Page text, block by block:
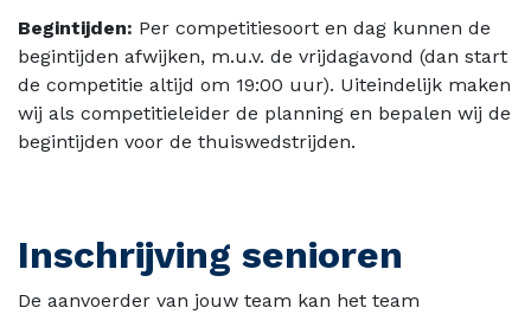
Begintijden: Per competitiesoort en dag kunnen de
begintijden afwijken, m.u.v. de vrijdagavond (dan start
de competitie altijd om 19:00 uur). Uiteindelijk maken
wij als competitieleider de planning en bepalen wij de
begintijden voor de thuiswedstrijden.
Inschrijving senioren
De aanvoerder van jouw team kan het team